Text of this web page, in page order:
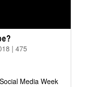
| 475
Media Week